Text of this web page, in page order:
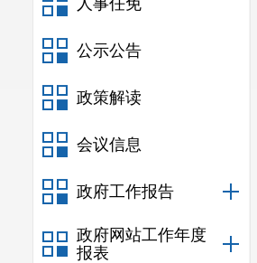
人事任免
公示公告
政策解读
会议信息
政府工作报告
政府网站工作年度
报表